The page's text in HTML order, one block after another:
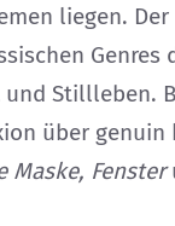
liegen.
Stillleben.
über
Maske, Fenster